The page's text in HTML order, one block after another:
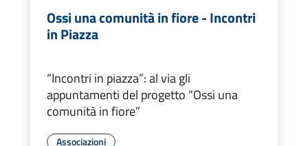
Ossi una comunità in fiore - Incontri
in Piazza
“Incontri in piazza”: al via gli
appuntamenti del progetto “Ossi una
comunità in fiore”
Associazioni